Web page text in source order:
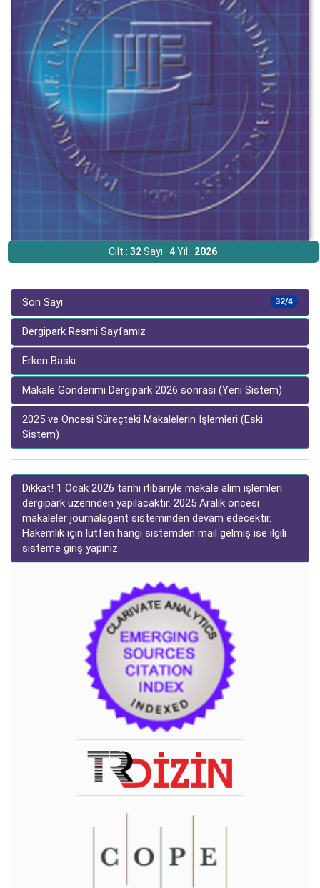
Cilt :32Sayı :4Yıl : 2026
32/4
Son Sayı
Dergipark Resmi Sayfamız
Erken Baskı
Makale Gönderimi Dergipark 2026 sonrası (Yeni Sistem)
2025 ve Öncesi Süreçteki Makalelerin İşlemleri (Eski
Sistem)
Dikkat! 1 Ocak 2026 tarihi itibariyle makale alım işlemleri
dergipark üzerinden yapılacaktır. 2025 Aralık öncesi
makaleler journalagent sisteminden devam edecektir.
Hakemlik için lütfen hangi sistemden mail gelmiş ise ilgili
sisteme giriş yapınız.